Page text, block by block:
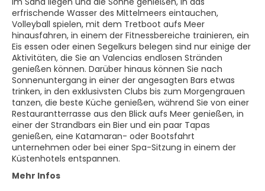
erfrischende Wasser des Mittelmeers eintauchen,
Volleyball spielen, mit dem Tretboot aufs Meer
hinausfahren, in einem der Fitnessbereiche trainieren, ein
Eis essen oder einen Segelkurs belegen sind nur einige der
Aktivitäten, die Sie an Valencias endlosen Stränden
genießen können. Darüber hinaus können Sie nach
Sonnenuntergang in einer der angesagten Bars etwas
trinken, in den exklusivsten Clubs bis zum Morgengrauen
tanzen, die beste Küche genießen, während Sie von einer
Restaurantterrasse aus den Blick aufs Meer genießen, in
einer der Strandbars ein Bier und ein paar Tapas
genießen, eine Katamaran- oder Bootsfahrt
unternehmen oder bei einer Spa-Sitzung in einem der
Küstenhotels entspannen.
Mehr Infos